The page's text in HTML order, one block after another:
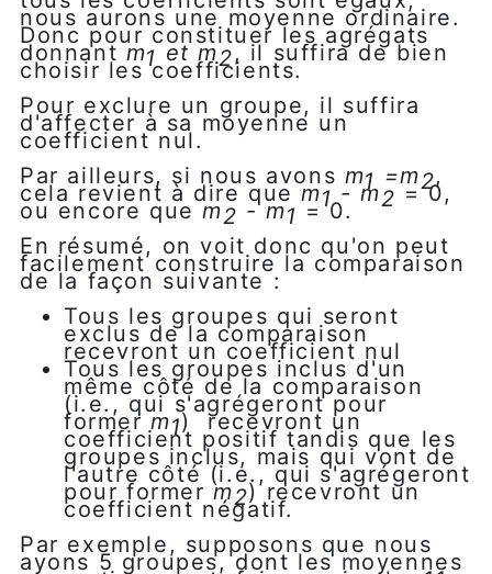
nous aurons une moyenne ordinaire.
Donc pour constituer les agrégats
donnant m1 etm2, il suffira de bien
choisir les coefficients.
Pour exclure un groupe, il suffira
d'affecter à sa moyenne un
coefficient nul.
Par ailleurs, si nous avons m1 =m2,
cela revient à dire quem1- m2 = 0,
ou encore quem2 - m1 = 0.
En résumé, on voit donc qu'on peut
facilement construire la comparaison
de la façon suivante :
Tous les groupes qui seront
exclus de la comparaison
recevront un coefficient nul
Tous les groupes inclus d'un
même côté de la comparaison
(i.e., qui s'agrégeront pour
formerm1) recevront un
coefficient positif tandis que les
groupes inclus, mais qui vont de
l'autre côté (i.e., qui s'agrégeront
pour formerm2) recevront un
coefficient négatif.
Par exemple, supposons que nous
ayons 5 groupes, dont les moyennes